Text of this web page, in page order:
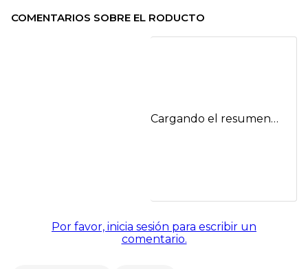
COMENTARIOS SOBRE EL RODUCTO
Cargando el resumen…
Por favor, inicia sesión para escribir un
comentario.